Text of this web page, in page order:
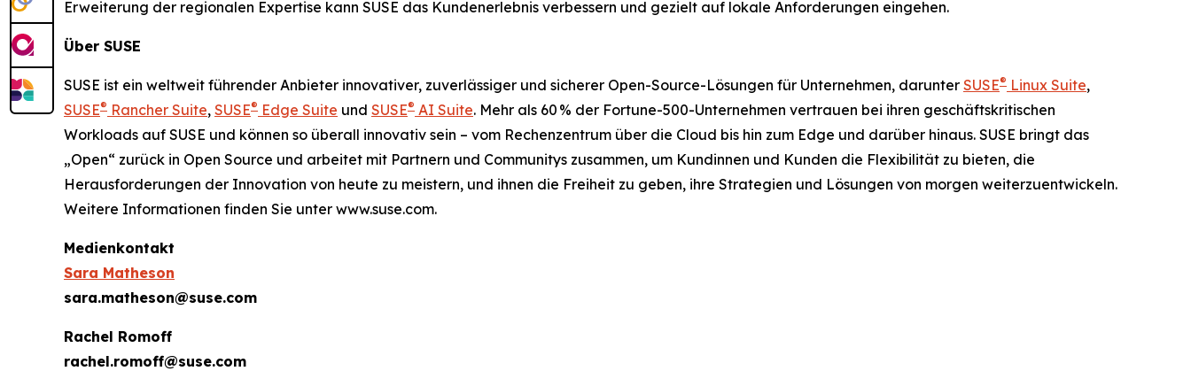
Erweiterung der regionalen Expertise kann SUSE das Kundenerlebnis verbessern und gezielt auf lokale Anforderungen eingehen.
Über SUSE
SUSE ist ein weltweit führender Anbieter innovativer, zuverlässiger und sicherer Open-Source-Lösungen für Unternehmen, darunter SUSE® Linux Suite,
SUSE® Rancher Suite, SUSE® Edge Suite und SUSE® AI Suite. Mehr als 60 % der Fortune-500-Unternehmen vertrauen bei ihren geschäftskritischen
Workloads auf SUSE und können so überall innovativ sein – vom Rechenzentrum über die Cloud bis hin zum Edge und darüber hinaus. SUSE bringt das
„Open“ zurück in Open Source und arbeitet mit Partnern und Communitys zusammen, um Kundinnen und Kunden die Flexibilität zu bieten, die
Herausforderungen der Innovation von heute zu meistern, und ihnen die Freiheit zu geben, ihre Strategien und Lösungen von morgen weiterzuentwickeln.
Weitere Informationen finden Sie unter www.suse.com.
Medienkontakt
Sara Matheson
sara.matheson@suse.com
Rachel Romoff
rachel.romoff@suse.com